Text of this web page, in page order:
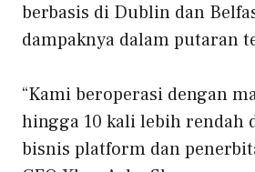
berbasis di Dublin dan
dampaknya dalam putaran
“Kami beroperasi dengan
hingga 10 kali lebih rendah
bisnis platform dan